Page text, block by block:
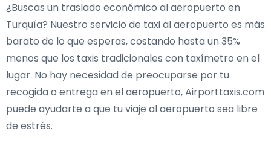
¿Buscas un traslado económico al aeropuerto en
Turquía? Nuestro servicio de taxi al aeropuerto es más
barato de lo que esperas, costando hasta un 35%
menos que los taxis tradicionales con taxímetro en el
lugar. No hay necesidad de preocuparse por tu
recogida o entrega en el aeropuerto, Airporttaxis.com
puede ayudarte a que tu viaje al aeropuerto sea libre
de estrés.